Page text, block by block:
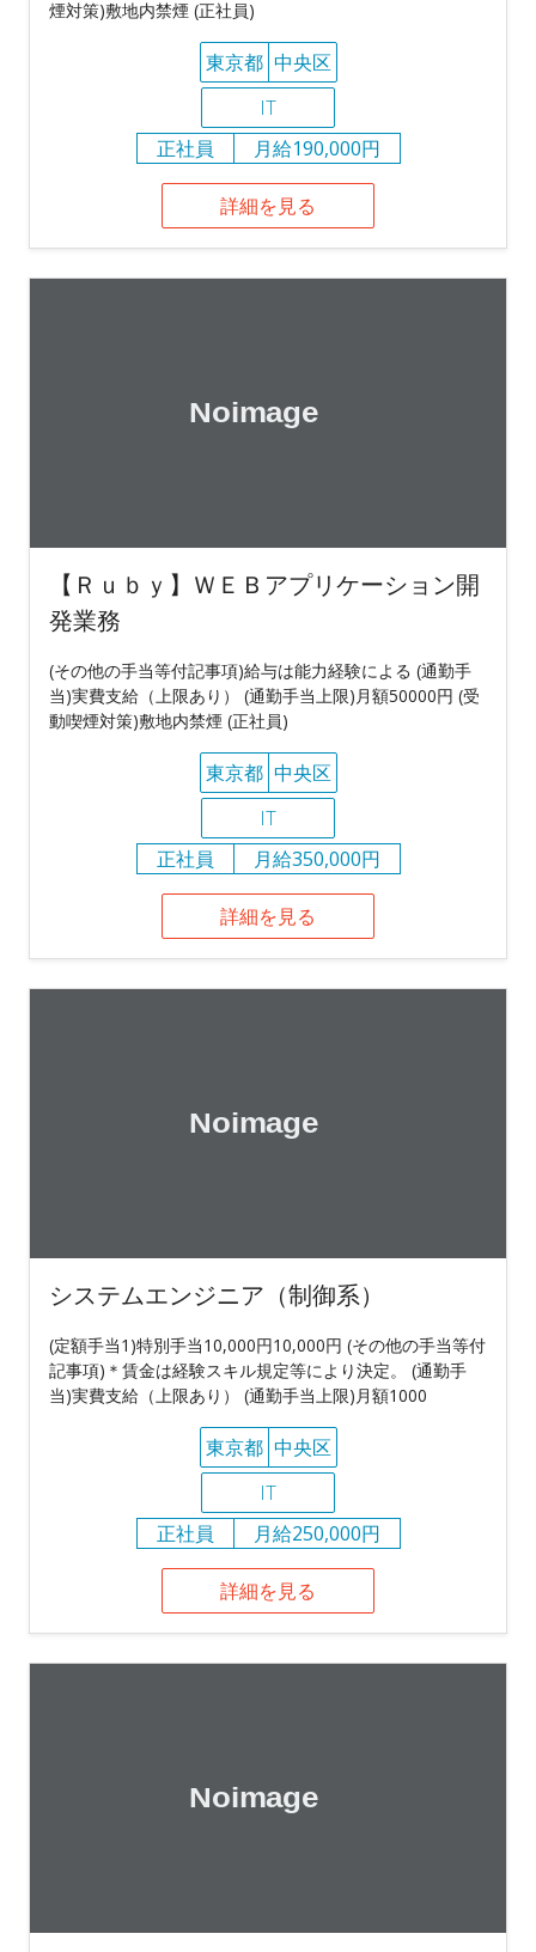
煙対策)敷地内禁煙 (正社員)
東京都 中央区
IT
正社員
月給190,000円
詳細を見る
【Ｒｕｂｙ】ＷＥＢアプリケーション開
発業務
(その他の手当等付記事項)給与は能力経験による (通勤手
当)実費支給（上限あり） (通勤手当上限)月額50000円 (受
動喫煙対策)敷地内禁煙 (正社員)
東京都 中央区
IT
正社員
月給350,000円
詳細を見る
システムエンジニア（制御系）
(定額手当1)特別手当10,000円10,000円 (その他の手当等付
記事項)＊賃金は経験スキル規定等により決定。 (通勤手
当)実費支給（上限あり） (通勤手当上限)月額1000
東京都 中央区
IT
正社員
月給250,000円
詳細を見る